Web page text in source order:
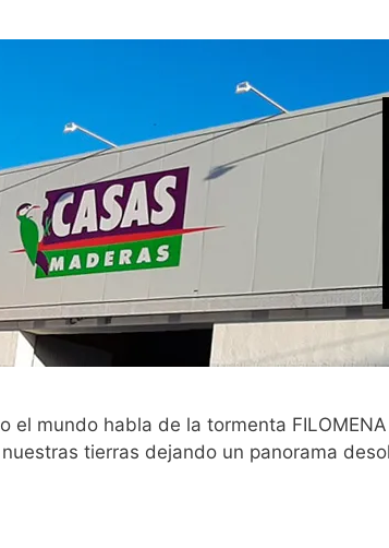
el mundo habla de la tormenta
tierras dejando un panorama